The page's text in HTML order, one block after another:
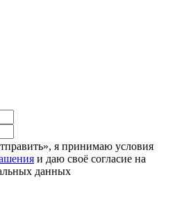
я принимаю условия
и даю своё согласие на
данных